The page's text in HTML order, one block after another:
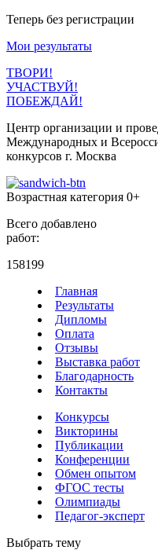
Теперь без регистрации
Мои результаты
ТВОРИ!
УЧАСТВУЙ!
ПОБЕЖДАЙ!
Центр организации и
Международных и
конкурсов г. Москва
Возрастная категория 0+
Всего добавлено
работ:
158199
Главная
Результаты
Дипломы
Оплата
Отзывы
Выставка работ
Благодарность
Контакты
Конкурсы
Викторины
Публикации
Конференции
Обмен опытом
ФГОС тесты
Олимпиады
Педагог-эксперт
Выбрать тему